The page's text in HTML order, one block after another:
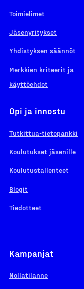
Toimielimet
Jäsenyritykset
Yhdistyksen säännöt
Merkkien kriteerit ja
käyttöehdot
Opi ja innostu
Tutkittua-tietopankki
Koulutukset jäsenille
Koulutustallenteet
Blogit
Tiedotteet
Kampanjat
Nollatilanne